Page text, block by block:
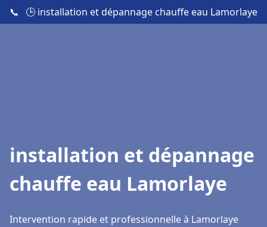
📞 🕒 installation et dépannage chauffe eau Lamorlaye
installation et dépannage
chauffe eau Lamorlaye
Intervention rapide et professionnelle à Lamorlaye